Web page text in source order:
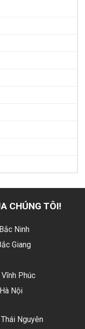
CHÚNG TÔI!
Ninh
Giang
Phúc
Nội
Nguyên